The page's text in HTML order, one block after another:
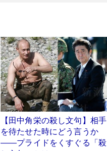
【田中角栄の殺し文句】相手
を待たせた時にどう言うか
――プライドをくすぐる「殺